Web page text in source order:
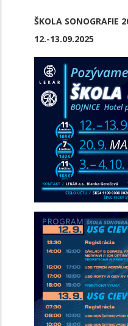
ŠKOLA
12.-13.09.2025